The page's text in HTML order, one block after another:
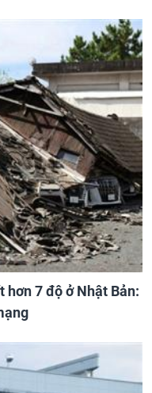
7 độ ở Nhật Bản: